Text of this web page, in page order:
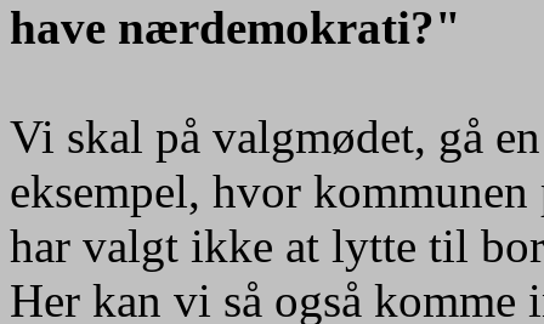
have nærdemokrati?"
Vi skal på valgmødet, gå
eksempel, hvor
har valgt ikke at lytte til
Her kan vi så også komme